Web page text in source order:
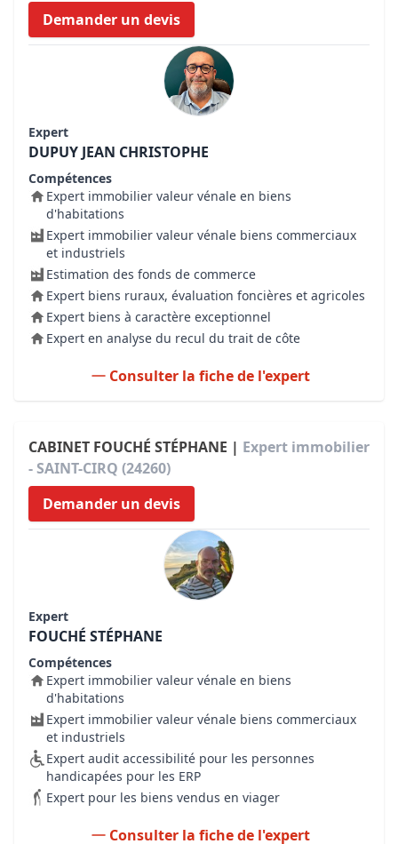
Demander un devis
Expert
DUPUY JEAN CHRISTOPHE
Compétences
Expert immobilier valeur vénale en biens
d'habitations
Expert immobilier valeur vénale biens commerciaux
et industriels
Estimation des fonds de commerce
Expert biens ruraux, évaluation foncières et agricoles
Expert biens à caractère exceptionnel
Expert en analyse du recul du trait de côte
Consulter la fiche de l'expert
CABINET FOUCHÉ STÉPHANE | Expert immobilier
- SAINT-CIRQ (24260)
Demander un devis
Expert
FOUCHÉ STÉPHANE
Compétences
Expert immobilier valeur vénale en biens
d'habitations
Expert immobilier valeur vénale biens commerciaux
et industriels
Expert audit accessibilité pour les personnes
handicapées pour les ERP
Expert pour les biens vendus en viager
Consulter la fiche de l'expert